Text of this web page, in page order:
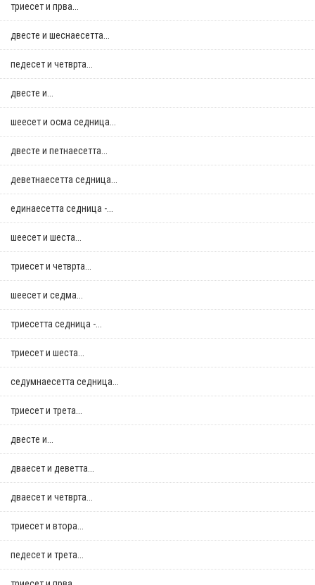
триесет и прва...
двестe и шеснаесетта...
педесет и четврта...
двестe и...
шеесет и осма седница...
двестe и петнаесетта...
деветнаесетта седница...
единаесетта седница -...
шеесет и шеста...
триесет и четврта...
шеесет и седма...
триесетта седница -...
триесет и шеста...
седумнаесетта седница...
триесет и трета...
двестe и...
дваесет и деветта...
дваесет и четврта...
триесет и втора...
педесет и трета...